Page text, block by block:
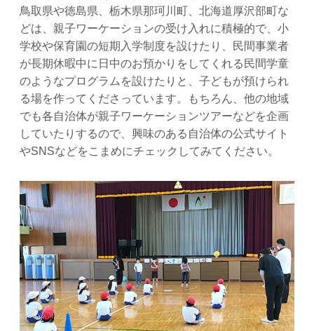
鳥取県や徳島県、栃木県那珂川町、北海道厚沢部町な
どは、親子ワーケーションの受け入れに積極的で、小
学校や保育園の短期入学制度を設けたり、民間事業者
が長期休暇中に日中のお預かりをしてくれる民間学童
のようなプログラムを設けたりと、子どもが預けられ
る場を作ってくださっています。もちろん、他の地域
でも各自治体が親子ワーケーションツアーなどを企画
していたりするので、興味のある自治体の公式サイト
やSNSなどをこまめにチェックしてみてください。